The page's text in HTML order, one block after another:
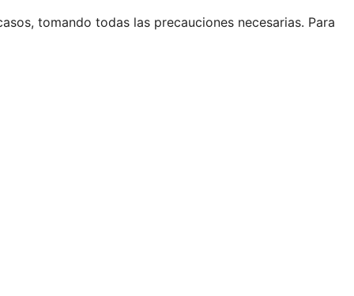
tomando todas las precauciones necesarias. Para